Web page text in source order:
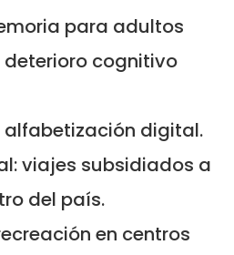
para adultos
cognitivo
alfabetización digital.
viajes subsidiados a
del país.
en centros